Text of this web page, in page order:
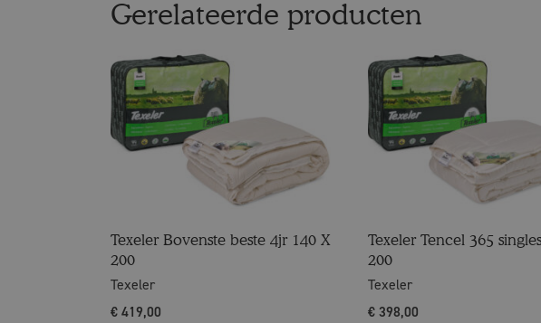
Gerelateerde producten
Texeler Bovenste beste 4jr 140 X
200
Texeler
€ 419,00
Texeler Tencel 365
200
Texeler
€ 398,00